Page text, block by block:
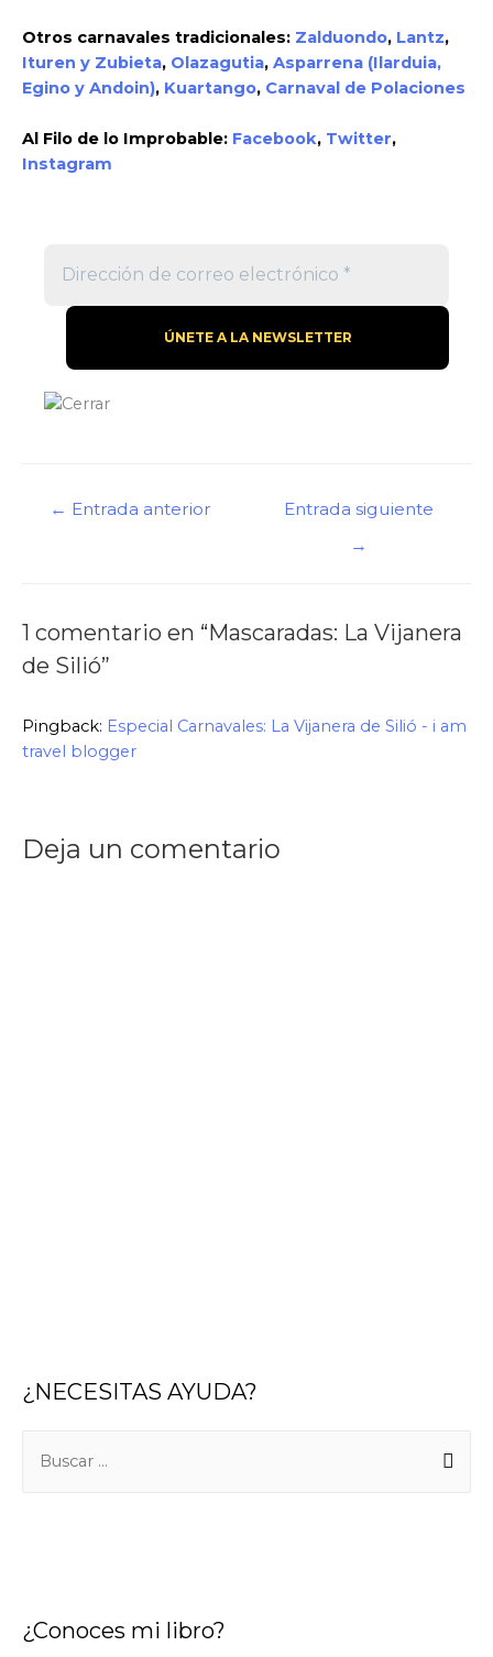
Otros carnavales tradicionales: Zalduondo, Lantz,
Ituren y Zubieta, Olazagutia, Asparrena (Ilarduia,
Egino y Andoin), Kuartango, Carnaval de Polaciones
Al Filo de lo Improbable: Facebook, Twitter,
Instagram
Navegación
← Entrada anterior
Entrada siguiente
→
1 comentario en “Mascaradas: La Vijanera
de Silió”
Pingback: Especial Carnavales: La Vijanera de Silió - i am
travel blogger
Deja un comentario
¿NECESITAS AYUDA?
:¿Conoces mi libro?